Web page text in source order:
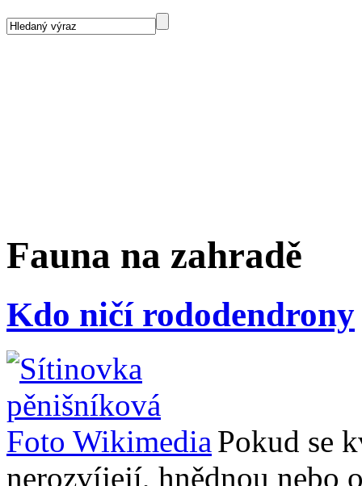
Fauna na zahradě
Kdo ničí rododendrony
Pokud se
nerozvíjejí, hnědnou nebo